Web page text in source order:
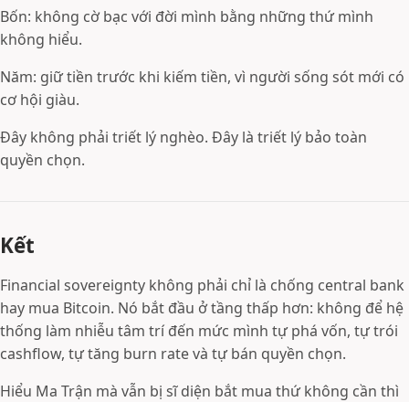
Bốn: không cờ bạc với đời mình bằng những thứ mình
không hiểu.
Năm: giữ tiền trước khi kiếm tiền, vì người sống sót mới có
cơ hội giàu.
Đây không phải triết lý nghèo. Đây là triết lý bảo toàn
quyền chọn.
Kết
Financial sovereignty không phải chỉ là chống central bank
hay mua Bitcoin. Nó bắt đầu ở tầng thấp hơn: không để hệ
thống làm nhiễu tâm trí đến mức mình tự phá vốn, tự trói
cashflow, tự tăng burn rate và tự bán quyền chọn.
Hiểu Ma Trận mà vẫn bị sĩ diện bắt mua thứ không cần thì